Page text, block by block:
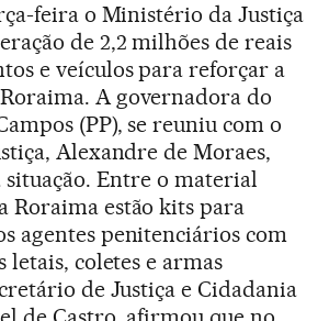
feira o Ministério da Justiça
de 2,2 milhões de reais
e veículos para reforçar a
A governadora do
(PP), se reuniu com o
Alexandre de Moraes,
Entre o material
Roraima estão kits para
agentes penitenciários com
letais, coletes e armas
de Justiça e Cidadania